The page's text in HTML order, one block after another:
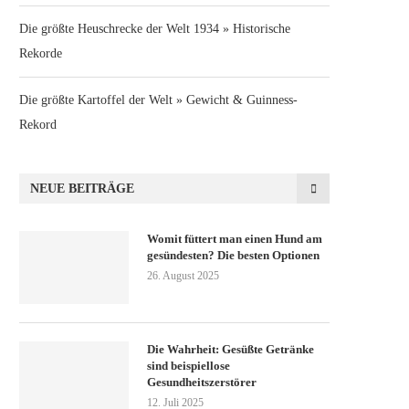
Die größte Heuschrecke der Welt 1934 » Historische
Rekorde
Die größte Kartoffel der Welt » Gewicht & Guinness-
Rekord
NEUE BEITRÄGE
Womit füttert man einen Hund am
gesündesten? Die besten Optionen
26. August 2025
Die Wahrheit: Gesüßte Getränke
sind beispiellose
Gesundheitszerstörer
12. Juli 2025